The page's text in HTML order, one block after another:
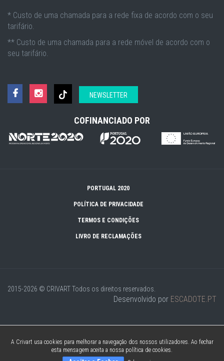
* Custo de uma chamada para a rede fixa de acordo com o seu
tarifário.
** Custo de uma chamada para a rede móvel de acordo com o
seu tarifário.
NEWSLETTER
COFINANCIADO POR
PORTUGAL 2020
POLÍTICA DE PRIVACIDADE
TERMOS E CONDIÇÕES
LIVRO DE RECLAMAÇÕES
2015-2026 © CRIVARTTodos os direitos reservados.
Desenvolvido por ESCADOTE.PT
A Crivart usa cookies para melhorar a navegação dos nossos utilizadores. Ao fechar
esta mensagem aceita a nossa política de cookies.